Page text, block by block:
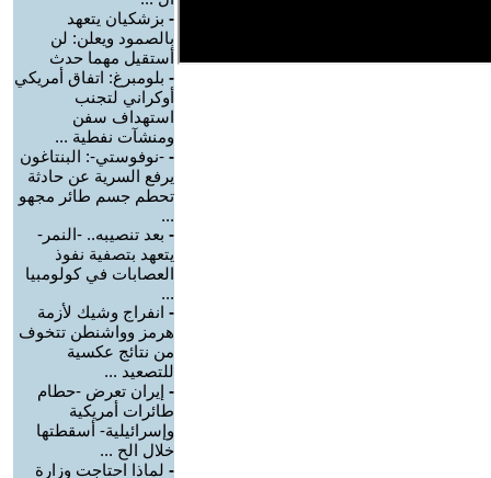
- بزشكيان يتعهد
بالصمود ويعلن: لن
أستقيل مهما حدث
- بلومبرغ: اتفاق أمريكي
أوكراني لتجنب
استهداف سفن
ومنشآت نفطية ...
- -نوفوستي-: البنتاغون
يرفع السرية عن حادثة
تحطم جسم طائر مجهو
...
- بعد تنصيبه.. -النمر-
يتعهد بتصفية نفوذ
العصابات في كولومبيا
...
- انفراج وشيك لأزمة
هرمز وواشنطن تتخوف
من نتائج عكسية
للتصعيد ...
- إيران تعرض -حطام
طائرات أمريكية
وإسرائيلية- أسقطتها
خلال الح ...
- لماذا احتاجت وزارة